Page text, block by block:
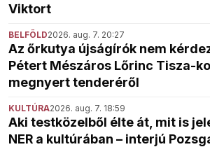
Viktort
BELFÖLD2026. aug. 7. 20:27
Az őrkutya újságírók nem
Pétert Mészáros Lőrinc Tisza-
megnyert tenderéről
KULTÚRA2026. aug. 7. 18:59
Aki testközelből élte át, mit is
NER a kultúrában – interjú